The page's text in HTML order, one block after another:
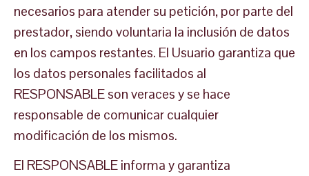
necesarios para atender su petición, por parte del
prestador, siendo voluntaria la inclusión de datos
en los campos restantes. El Usuario garantiza que
los datos personales facilitados al
RESPONSABLE son veraces y se hace
responsable de comunicar cualquier
modificación de los mismos.
El RESPONSABLE informa y garantiza